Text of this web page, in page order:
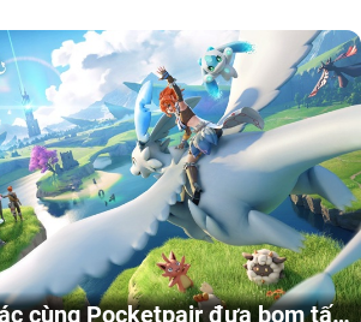
cùng Pocketpair đưa bom tấn